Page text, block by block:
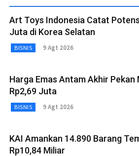
Art Toys Indonesia Catat
Juta di Korea Selatan
BISNIS 9 Agt 2026
Harga Emas Antam Akhir
Rp2,69 Juta
BISNIS 9 Agt 2026
KAI Amankan 14.890 Barang
Rp10,84 Miliar